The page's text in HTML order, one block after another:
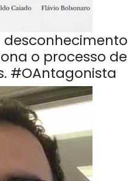
o processo de
#OAntagonista